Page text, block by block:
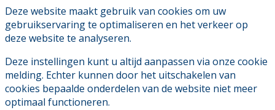
Deze website maakt gebruik van cookies om uw
gebruikservaring te optimaliseren en het verkeer op
deze website te analyseren.
Deze instellingen kunt u altijd aanpassen via onze cookie
melding. Echter kunnen door het uitschakelen van
cookies bepaalde onderdelen van de website niet meer
optimaal functioneren.